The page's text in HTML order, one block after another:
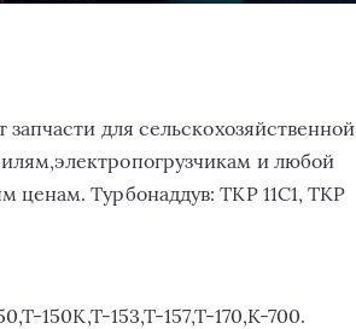
для сельскохозяйственной
и любой
ценам. Турбонаддув: ТКР 11С1, ТКР
150К,Т-153,Т-157,Т-170,К-700.